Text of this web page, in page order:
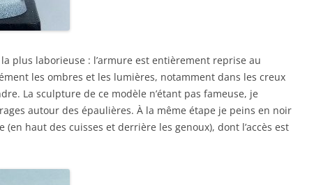
plus laborieuse : l’armure est entièrement reprise au
les ombres et les lumières, notamment dans les creux
La sculpture de ce modèle n’étant pas fameuse, je
autour des épaulières. À la même étape je peins en noir
(en haut des cuisses et derrière les genoux), dont l’accès est